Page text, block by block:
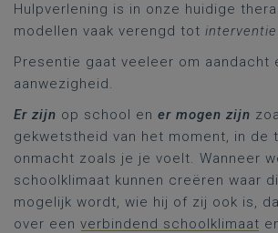
Hulpverlening is in onze huidige
modellen vaak verengd tot interventie
Presentie gaat veeleer om aandacht
aanwezigheid.
Er zijn op school en er mogen zijn
gekwetstheid van het moment, in de
onmacht zoals je je voelt. Wanneer
schoolklimaat kunnen creëren waar
mogelijk wordt, wie hij of zij ook is,
over een verbindend schoolklimaat